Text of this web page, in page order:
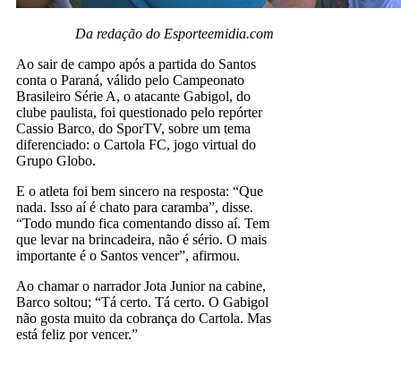
Da redação do Esporteemidia.com
Ao sair de campo após a partida do Santos
conta o Paraná, válido pelo Campeonato
Brasileiro Série A, o atacante Gabigol, do
clube paulista, foi questionado pelo repórter
Cassio Barco, do SporTV, sobre um tema
diferenciado: o Cartola FC, jogo virtual do
Grupo Globo.
E o atleta foi bem sincero na resposta: “Que
nada. Isso aí é chato para caramba”, disse.
“Todo mundo fica comentando disso aí. Tem
que levar na brincadeira, não é sério. O mais
importante é o Santos vencer”, afirmou.
Ao chamar o narrador Jota Junior na cabine,
Barco soltou; “Tá certo. Tá certo. O Gabigol
não gosta muito da cobrança do Cartola. Mas
está feliz por vencer.”